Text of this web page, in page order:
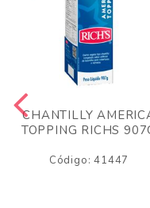
CHANTILLY
TOPPING RICHS
Código: 41447